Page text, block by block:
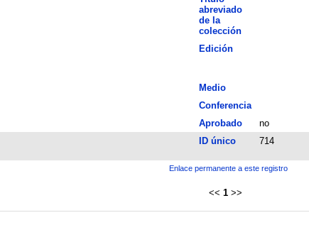
abreviado
de la
colección
Edición
Medio
Conferencia
Aprobado
no
ID único 714
Enlace permanente a este registro
<< 1 >>